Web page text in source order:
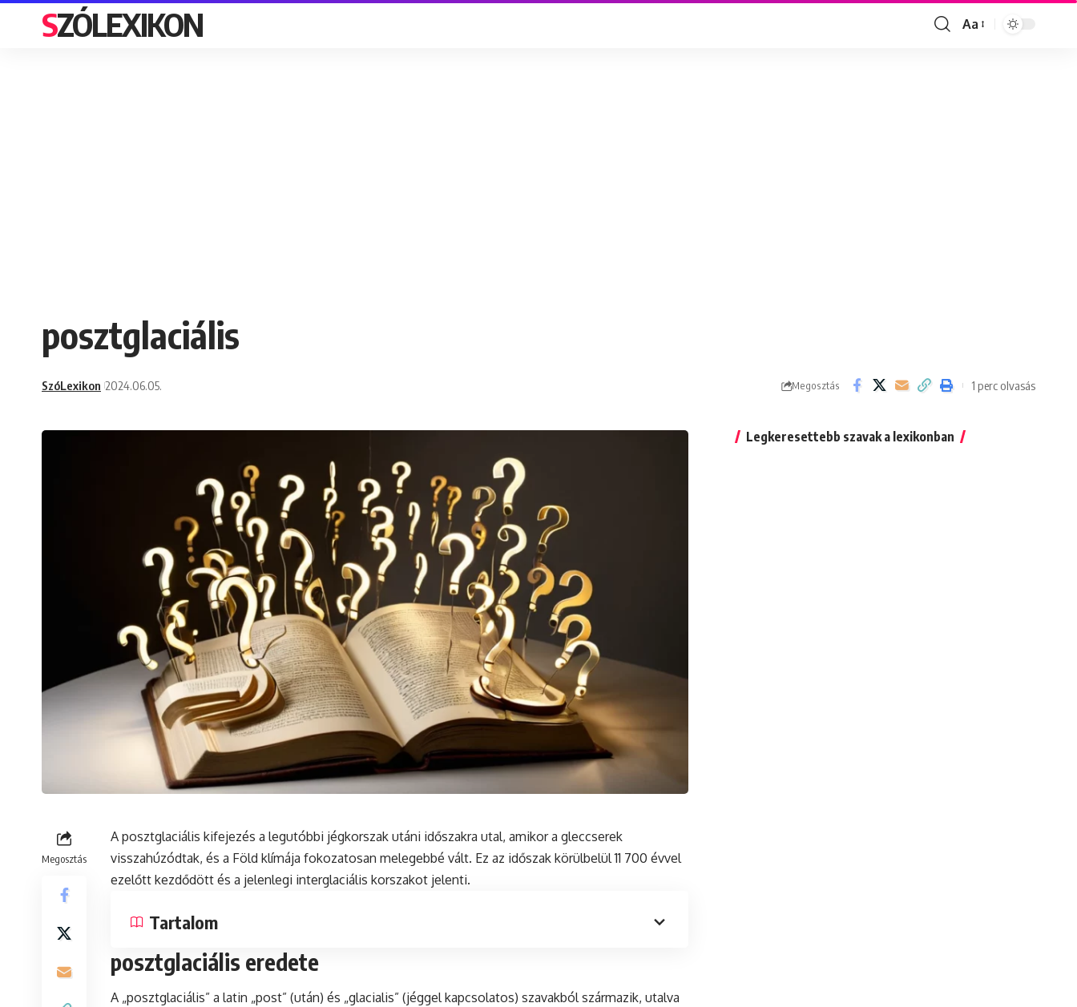
SZÓLEXIKON
Font
Aa
posztglaciális
SzóLexikon 2024.06.05. Megosztás 1 perc olvasás
Megosztás
A posztglaciális kifejezés a legutóbbi jégkorszak utáni időszakra utal, amikor a gleccserek
visszahúzódtak, és a Föld klímája fokozatosan melegebbé vált. Ez az időszak körülbelül 11 700 évvel
ezelőtt kezdődött és a jelenlegi interglaciális korszakot jelenti.
Tartalom
posztglaciális eredete
A „posztglaciális” a latin „post” (után) és „glacialis” (jéggel kapcsolatos) szavakból származik, utalva
Legkeresettebb szavak a lexikonban